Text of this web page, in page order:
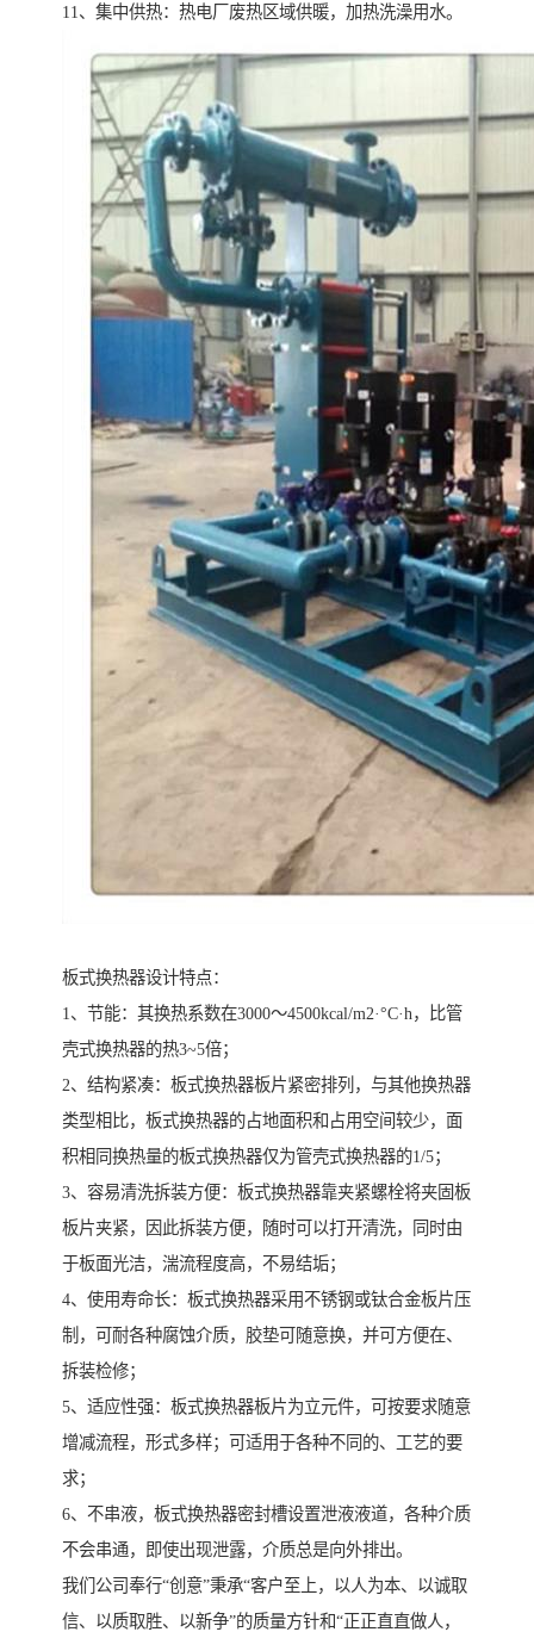
11、集中供热：热电厂废热区域供暖，加热洗澡用水。
板式换热器设计特点：
1、节能：其换热系数在3000～4500kcal/m2·°C·h，比管
壳式换热器的热3~5倍；
2、结构紧凑：板式换热器板片紧密排列，与其他换热器
类型相比，板式换热器的占地面积和占用空间较少，面
积相同换热量的板式换热器仅为管壳式换热器的1/5；
3、容易清洗拆装方便：板式换热器靠夹紧螺栓将夹固板
板片夹紧，因此拆装方便，随时可以打开清洗，同时由
于板面光洁，湍流程度高，不易结垢；
4、使用寿命长：板式换热器采用不锈钢或钛合金板片压
制，可耐各种腐蚀介质，胶垫可随意换，并可方便在、
拆装检修；
5、适应性强：板式换热器板片为立元件，可按要求随意
增减流程，形式多样；可适用于各种不同的、工艺的要
求；
6、不串液，板式换热器密封槽设置泄液液道，各种介质
不会串通，即使出现泄露，介质总是向外排出。
我们公司奉行“创意”秉承“客户至上，以人为本、以诚取
信、以质取胜、以新争”的质量方针和“正正直直做人，